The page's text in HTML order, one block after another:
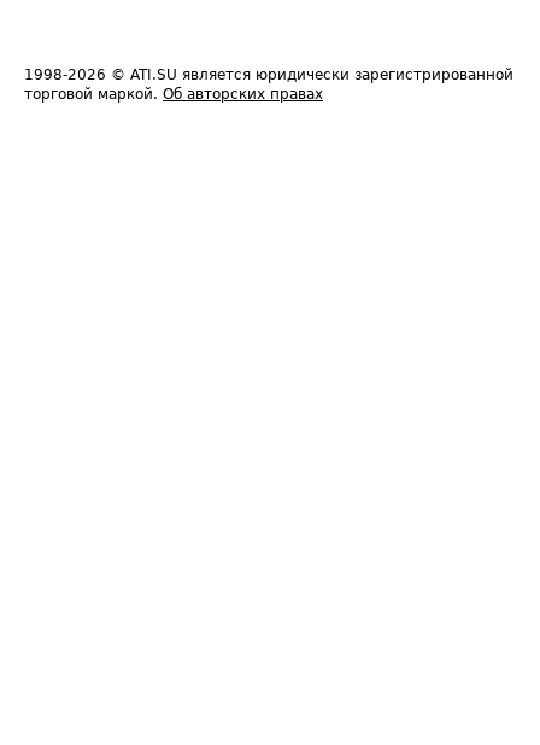
1998-2026 © ATI.SU является юридически зарегистрированной
торговой маркой. Об авторских правах